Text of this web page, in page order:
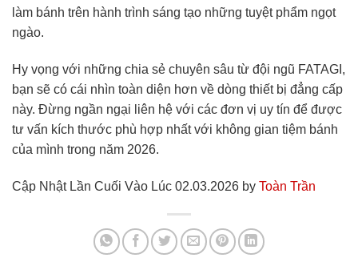
làm bánh trên hành trình sáng tạo những tuyệt phẩm ngọt
ngào.
Hy vọng với những chia sẻ chuyên sâu từ đội ngũ FATAGI,
bạn sẽ có cái nhìn toàn diện hơn về dòng thiết bị đẳng cấp
này. Đừng ngần ngại liên hệ với các đơn vị uy tín để được
tư vấn kích thước phù hợp nhất với không gian tiệm bánh
của mình trong năm 2026.
Cập Nhật Lần Cuối Vào Lúc 02.03.2026 by Toàn Trần